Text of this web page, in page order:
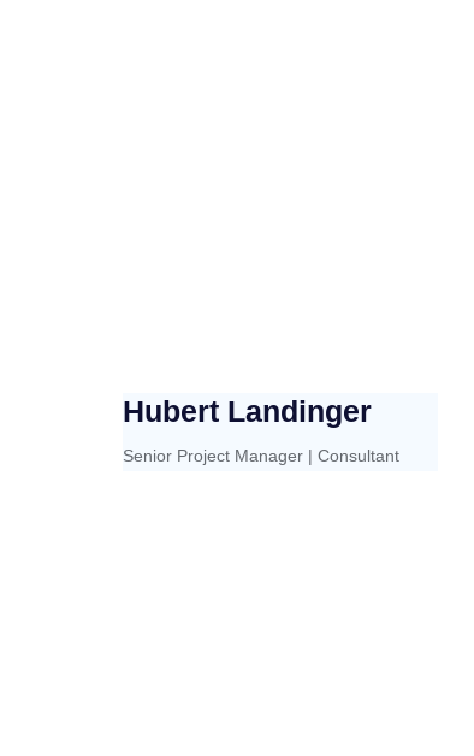
Hubert Landinger
Senior Project Manager | Consultant